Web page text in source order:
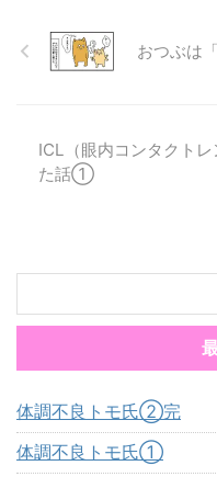
おつぶは
ICL（眼内コンタクト
た話①
体調不良トモ氏②完
体調不良トモ氏①